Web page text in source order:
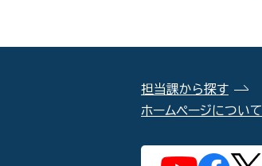
担当課から探す
ホームページについて